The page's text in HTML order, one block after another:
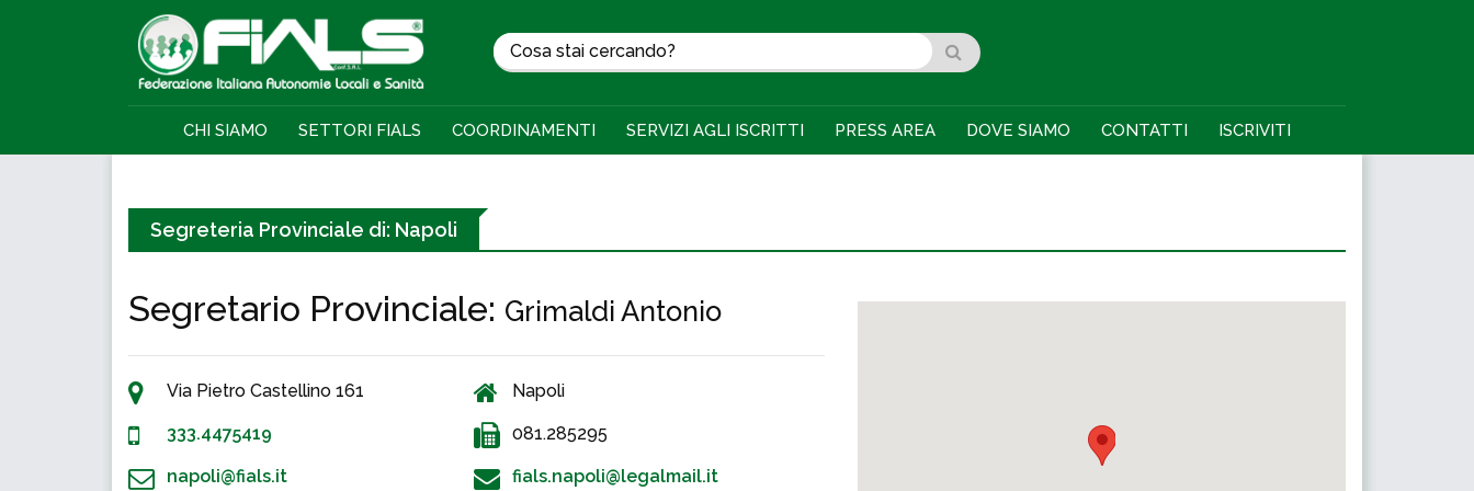
CHI SIAMO SETTORI FIALS COORDINAMENTI SERVIZI AGLI ISCRITTI PRESS AREA DOVE SIAMO CONTATTI ISCRIVITI
Segreteria Provinciale di: Napoli
Segretario Provinciale: Grimaldi Antonio
Via Pietro Castellino 161 Napoli
333.4475419 081.285295
napoli@fials.it fials.napoli@legalmail.it